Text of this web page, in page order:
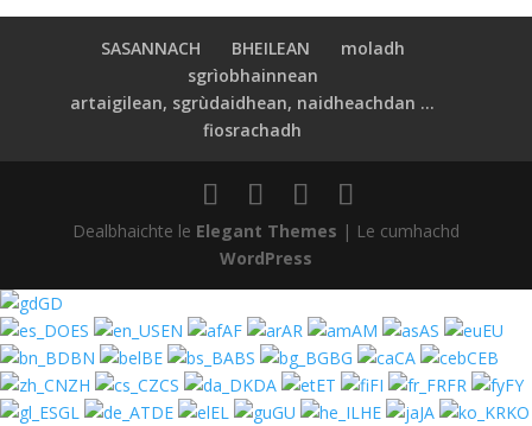
SASANNACH BHEILEAN
moladh
sgrìobhainnean
artaigilean, sgrùdaidhean, naidheachdan ...
fiosrachadh
Dealbhaichte le Elegant Themes | Le cumhachd
WordPress
GD
ES
EN AF AR AM AS
EU
BN
BE BS BG CA
CEB
ZH
CS DA ET FI FR
FY
GL
DE EL GU HE JA KO